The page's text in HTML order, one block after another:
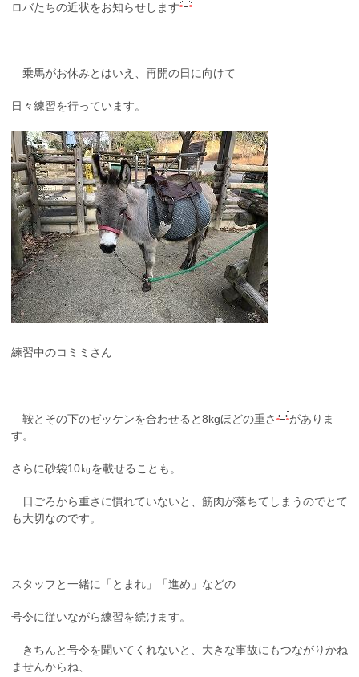
ロバたちの近状をお知らせします
乗馬がお休みとはいえ、再開の日に向けて
日々練習を行っています。
練習中のコミミさん
鞍とその下のゼッケンを合わせると8kgほどの重さ
がありま
す。
さらに砂袋10㎏を載せることも。
日ごろから重さに慣れていないと、筋肉が落ちてしまうのでとて
も大切なのです。
スタッフと一緒に「とまれ」「進め」などの
号令に従いながら練習を続けます。
きちんと号令を聞いてくれないと、大きな事故にもつながりかね
ませんからね、